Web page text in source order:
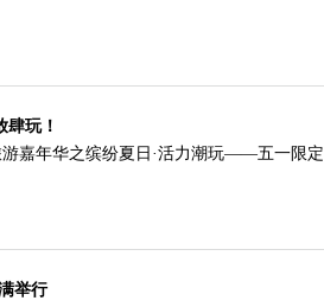
玩！
游嘉年华之缤纷夏日·活力潮玩——五一限定
举行